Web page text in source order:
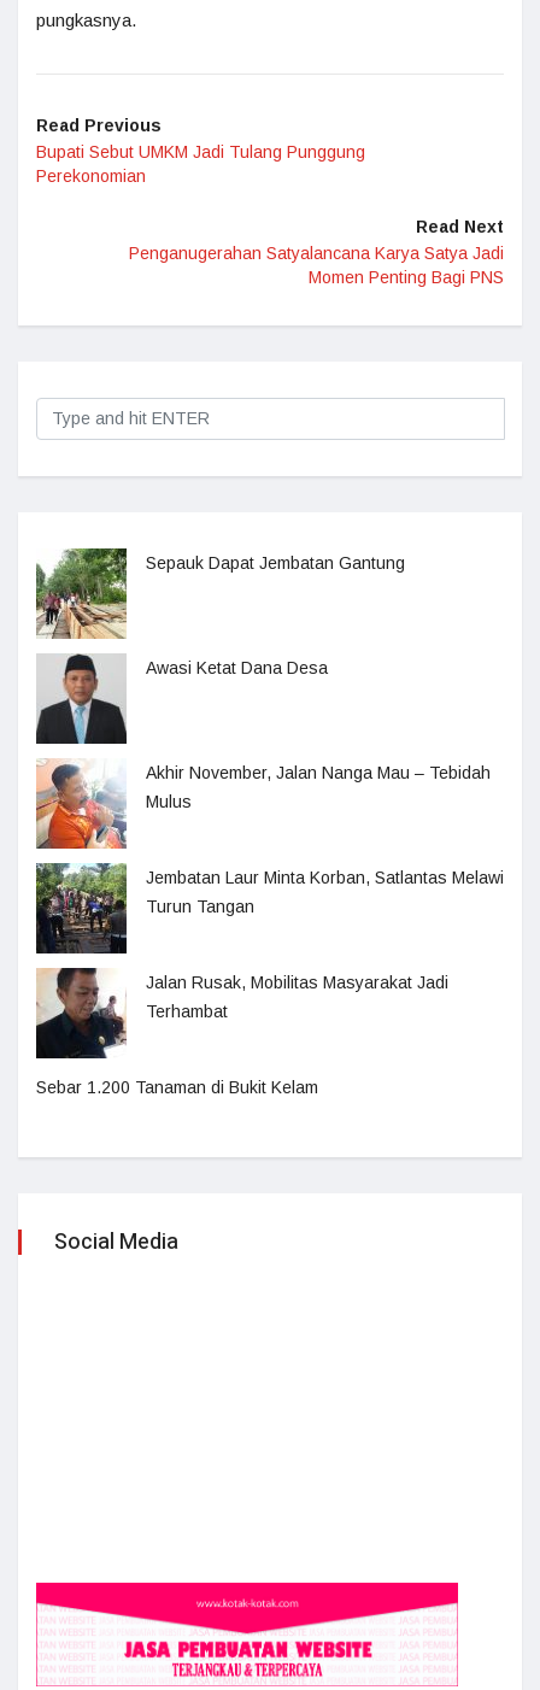
pungkasnya.
Read Previous
Bupati Sebut UMKM Jadi Tulang Punggung
Perekonomian
Read Next
Penganugerahan Satyalancana Karya Satya Jadi
Momen Penting Bagi PNS
Sepauk Dapat Jembatan Gantung
Awasi Ketat Dana Desa
Akhir November, Jalan Nanga Mau – Tebidah
Mulus
Jembatan Laur Minta Korban, Satlantas Melawi
Turun Tangan
Jalan Rusak, Mobilitas Masyarakat Jadi
Terhambat
Sebar 1.200 Tanaman di Bukit Kelam
Social Media